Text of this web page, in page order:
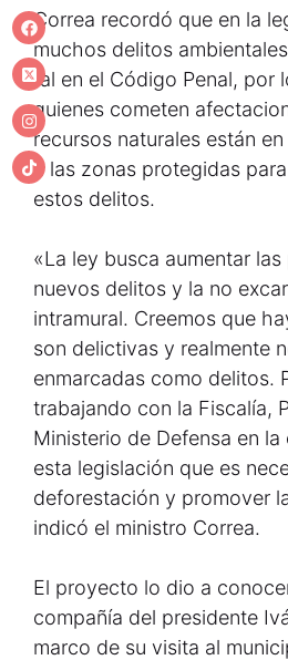
Correa recordó que en la
muchos delitos
tal en el Código Penal, por
quienes cometen
recursos naturales están
a las zonas protegidas
estos delitos.
«La ley busca aumentar
nuevos delitos y la no
intramural. Creemos que
son delictivas y realmente
enmarcadas como delitos.
trabajando con la Fiscalía,
Ministerio de Defensa en
esta legislación que es
deforestación y promover
indicó el ministro Correa.
El proyecto lo dio a
compañía del presidente
marco de su visita al